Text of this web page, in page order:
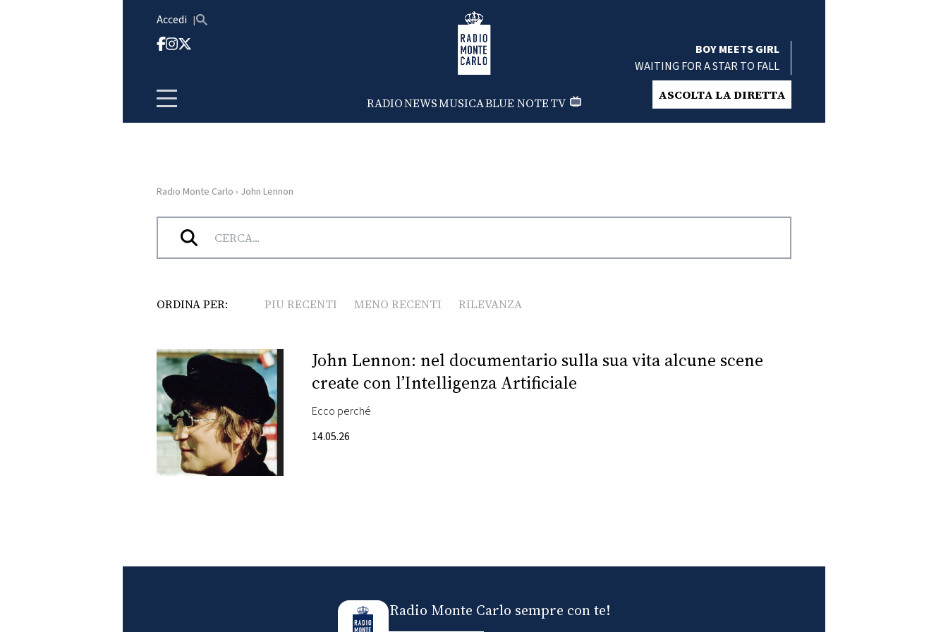
Accedi Radio Monte Carlo
RADIONEWSMUSICABLUE NOTETV
BOY MEETS GIRL
WAITING FOR A STAR TO FALL
ASCOLTA LA DIRETTA
HOME
RADIO
NEWS
FOTO
CONCORSI
Radio Monte Carlo › John Lennon
Tag:John Lennon
ORDINA PER: PIU RECENTI MENO RECENTI RILEVANZA
John Lennon: nel documentario sulla sua vita alcune scene
create con l’Intelligenza Artificiale
Ecco perché
14.05.26
Radio Monte Carlo sempre con te!